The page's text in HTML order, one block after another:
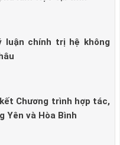
luận chính trị hệ không
Chương trình hợp tác,
Yên và Hòa Bình